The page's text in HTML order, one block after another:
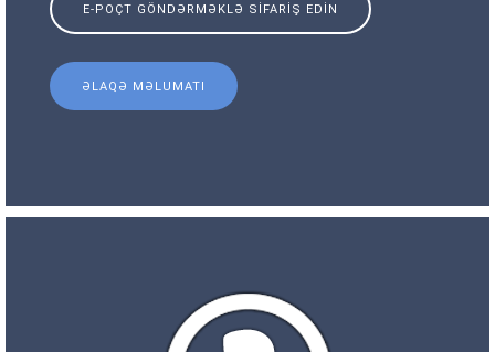
E-POÇT GÖNDƏRMƏKLƏ SIFARIŞ EDIN
ƏLAQƏ MƏLUMATI